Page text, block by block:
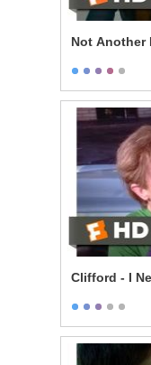
Not Another
Clifford - I